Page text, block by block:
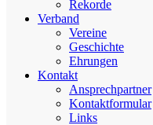
Rekorde
Verband
Vereine
Geschichte
Ehrungen
Kontakt
Ansprechpartner
Kontaktformular
Links